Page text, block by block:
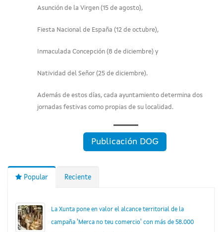
Asunción de la Virgen (15 de agosto),
Fiesta Nacional de España (12 de octubre),
Inmaculada Concepción (8 de diciembre) y
Natividad del Señor (25 de diciembre).
Además de estos días, cada ayuntamiento determina dos
jornadas festivas como propias de su localidad.
Publicación DOG
Popular Reciente
La Xunta pone en valor el alcance territorial de la
campaña 'Merca no teu comercio' con más de 58.000